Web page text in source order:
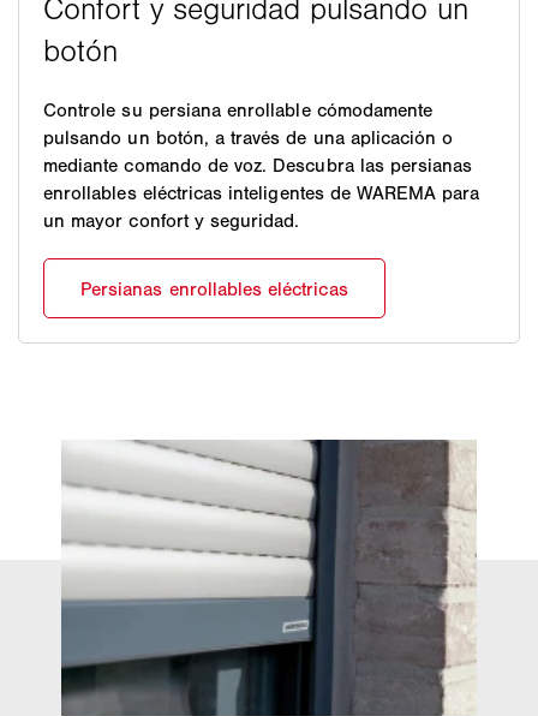
Controle su persiana enrollable cómodamente
pulsando un botón, a través de una aplicación o
mediante comando de voz. Descubra las persianas
enrollables eléctricas inteligentes de WAREMA para
un mayor confort y seguridad.